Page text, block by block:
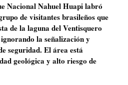
Nacional Nahuel Huapi labró
de visitantes brasileños que
de la laguna del Ventisquero
la señalización y
seguridad. El área está
geológica y alto riesgo de